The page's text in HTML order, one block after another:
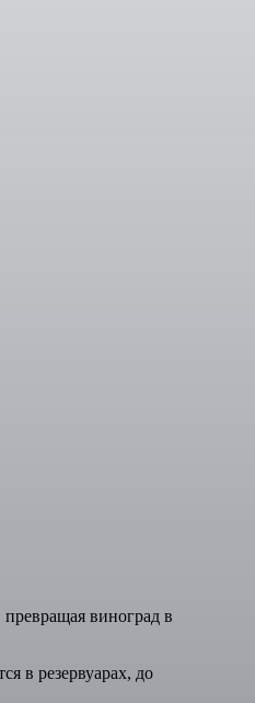
виноград в
в резервуарах, до